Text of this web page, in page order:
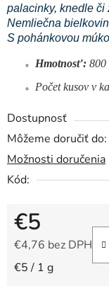
palacinky, knedle či
Nemliečna
S pohánkovou
Hmotnosť: 800
Počet kusov v
Dostupnosť
Môžeme doručiť do:
Možnosti doručenia
Kód:
€5
€4,76 bez DPH
Jednotková cena:
€5 / 1 g